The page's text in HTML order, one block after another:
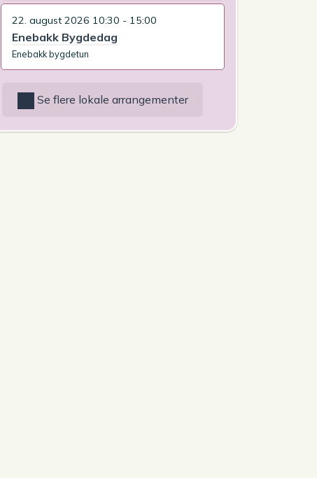
22. august 2026 10:30 - 15:00
Enebakk Bygdedag
Enebakk bygdetun
Se flere lokale arrangementer